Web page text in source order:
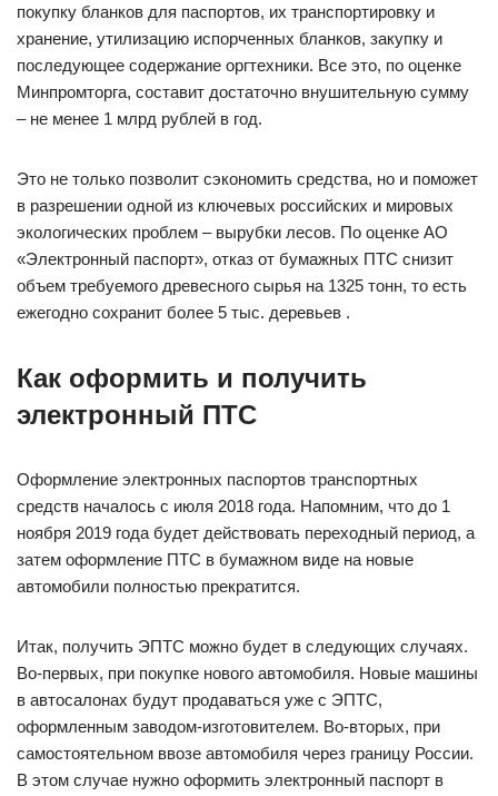
покупку бланков для паспортов, их транспортировку и
хранение, утилизацию испорченных бланков, закупку и
последующее содержание оргтехники. Все это, по оценке
Минпромторга, составит достаточно внушительную сумму
– не менее 1 млрд рублей в год.
Это не только позволит сэкономить средства, но и поможет
в разрешении одной из ключевых российских и мировых
экологических проблем – вырубки лесов. По оценке АО
«Электронный паспорт», отказ от бумажных ПТС снизит
объем требуемого древесного сырья на 1325 тонн, то есть
ежегодно сохранит более 5 тыс. деревьев .
Как оформить и получить
электронный ПТС
Оформление электронных паспортов транспортных
средств началось с июля 2018 года. Напомним, что до 1
ноября 2019 года будет действовать переходный период, а
затем оформление ПТС в бумажном виде на новые
автомобили полностью прекратится.
Итак, получить ЭПТС можно будет в следующих случаях.
Во-первых, при покупке нового автомобиля. Новые машины
в автосалонах будут продаваться уже с ЭПТС,
оформленным заводом-изготовителем. Во-вторых, при
самостоятельном ввозе автомобиля через границу России.
В этом случае нужно оформить электронный паспорт в